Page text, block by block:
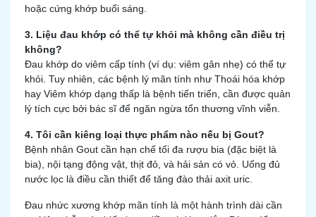
hoặc cứng khớp buổi sáng.
3. Liệu đau khớp có thể tự khỏi mà không cần điều trị
không?
Đau khớp do viêm cấp tính (ví dụ: viêm gân nhẹ) có thể tự
khỏi. Tuy nhiên, các bệnh lý mãn tính như Thoái hóa khớp
hay Viêm khớp dạng thấp là bệnh tiến triển, cần được quản
lý tích cực bởi bác sĩ để ngăn ngừa tổn thương vĩnh viễn.
4. Tôi cần kiêng loại thực phẩm nào nếu bị Gout?
Bệnh nhân Gout cần hạn chế tối đa rượu bia (đặc biệt là
bia), nội tạng động vật, thịt đỏ, và hải sản có vỏ. Uống đủ
nước lọc là điều cần thiết để tăng đào thải axit uric.
Đau nhức xương khớp mãn tính là một hành trình dài cần